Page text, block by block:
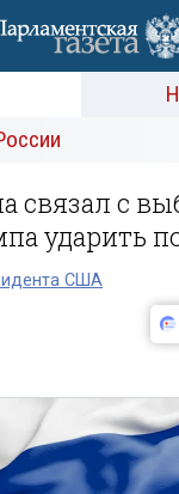
связал с
ударить
США